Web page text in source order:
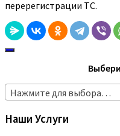
перерегистрации ТС.
Нажмите для выбора…
Наши Услуги